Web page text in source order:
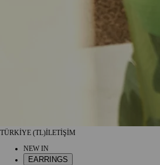
TÜRKİYE (TL)İLETİŞİM
NEW IN
EARRINGS